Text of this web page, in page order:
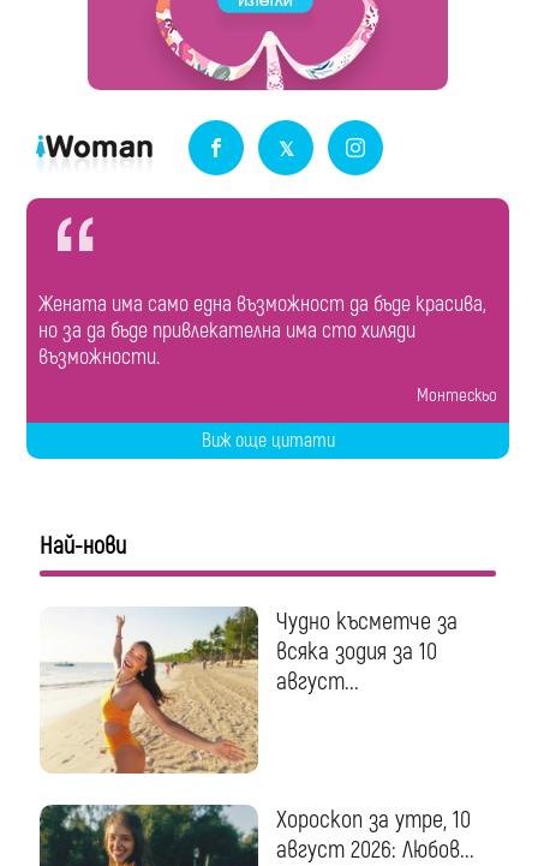
Жената има само една възможност да бъде красива,
но за да бъде привлекателна има сто хиляди
възможности.
Монтескьо
Виж още цитати
Най-нови
Чудно късметче за
всяка зодия за 10
август...
Хороскоп за утре, 10
август 2026: Любов...